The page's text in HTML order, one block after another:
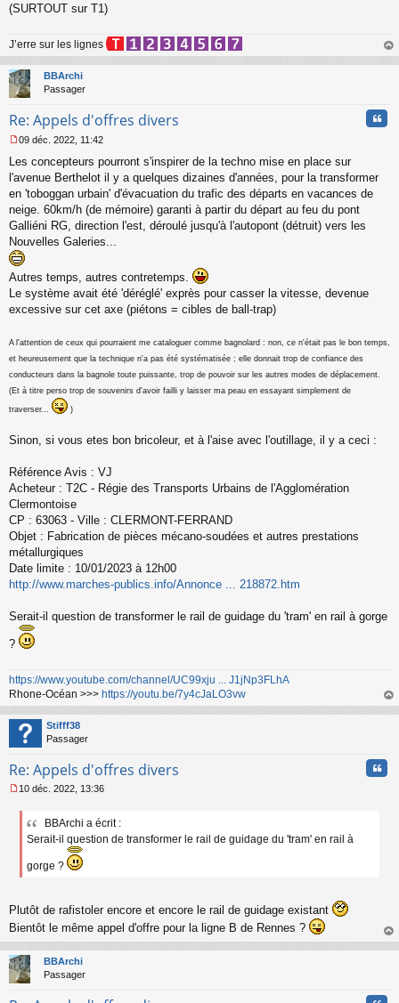
(SURTOUT sur T1)
J’erre sur les lignes
au
BBArchi
Passager
Re: Appels d'offres divers
e
s
s
a
g
e
n
o
n
l
u
09 déc. 2022, 11:42
Les concepteurs pourront s'inspirer de la techno mise en place sur
l'avenue Berthelot il y a quelques dizaines d'années, pour la transformer
en 'toboggan urbain' d'évacuation du trafic des départs en vacances de
neige. 60km/h (de mémoire) garanti à partir du départ au feu du pont
Galliéni RG, direction l'est, déroulé jusqu'à l'autopont (détruit) vers les
Nouvelles Galeries...
Autres temps, autres contretemps.
Le système avait été 'déréglé' exprès pour casser la vitesse, devenue
excessive sur cet axe (piétons = cibles de ball-trap)
A l'attention de ceux qui pourraient me cataloguer comme bagnolard : non, ce n'était pas le bon temps,
et heureusement que la technique n'a pas été systématisée ; elle donnait trop de confiance des
conducteurs dans la bagnole toute puissante, trop de pouvoir sur les autres modes de déplacement.
(Et à titre perso trop de souvenirs d'avoir failli y laisser ma peau en essayant simplement de
traverser... )
Sinon, si vous etes bon bricoleur, et à l'aise avec l'outillage, il y a ceci :
Référence Avis : VJ
Acheteur : T2C - Régie des Transports Urbains de l'Agglomération
Clermontoise
CP : 63063 - Ville : CLERMONT-FERRAND
Objet : Fabrication de pièces mécano-soudées et autres prestations
métallurgiques
Date limite : 10/01/2023 à 12h00
http://www.marches-publics.info/Annonce ... 218872.htm
Serait-il question de transformer le rail de guidage du 'tram' en rail à gorge
?
https://www.youtube.com/channel/UC99xju ... J1jNp3FLhA
Rhone-Océan >>> https://youtu.be/7y4cJaLO3vw
au
Stifff38
Passager
Re: Appels d'offres divers
e
e
l
10 déc. 2022, 13:36
BBArchi a écrit :
Serait-il question de transformer le rail de guidage du 'tram' en rail à
gorge ?
Plutôt de rafistoler encore et encore le rail de guidage existant
Bientôt le même appel d'offre pour la ligne B de Rennes ?
au
BBArchi
Passager